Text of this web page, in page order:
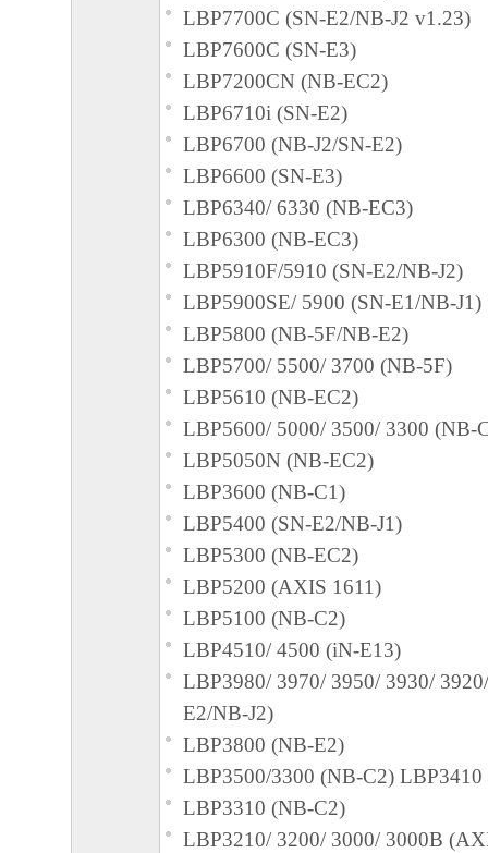
(2) お客様は、上記(1)に基づいて「本ソフ
するためのバックアップとして、「本ソフ
部、複製することができます。
(3) 上記(1)および(2)に定める場合を除き、
ヤノンのライセンサーのいかなる知的財産
と黙示たるとを問わず、本契約書によって
るいは許諾されるものではありません。
(1) お客様は、再使用許諾、譲渡、販売、
くは貸与その他の方法により、第三者に「
ア」を使用させることはできません。
(2) お客様は、「本ソフトウェア」の全部
正、改変、逆コンパイル、逆アセンブル、
エンジニアリング等することはできません
このような行為をさせてはなりません。
「本ソフトウェア」に係る権原および所有
によりキヤノンまたはキヤノンのライセン
４．著作権表示
お客様は、「本ソフトウェア」に含まれる
キヤノンのライセンサーの著作権表示を変
しくは削除してはなりません。
５．保証の否認・免責
LBP7700C (SN-E2/NB-J2 v1.23)
LBP7600C (SN-E3)
LBP7200CN (NB-EC2)
LBP6710i (SN-E2)
LBP6700 (NB-J2/SN-E2)
LBP6600 (SN-E3)
LBP6340/ 6330 (NB-EC3)
LBP6300 (NB-EC3)
LBP5910F/5910 (SN-E2/NB-J2)
LBP5900SE/ 5900 (SN-E1/NB-J1)
LBP5800 (NB-5F/NB-E2)
LBP5700/ 5500/ 3700 (NB-5F)
LBP5610 (NB-EC2)
LBP5600/ 5000/ 3500/ 3300 (NB-
LBP5050N (NB-EC2)
LBP3600 (NB-C1)
LBP5400 (SN-E2/NB-J1)
LBP5300 (NB-EC2)
LBP5200 (AXIS 1611)
LBP5100 (NB-C2)
LBP4510/ 4500 (iN-E13)
LBP3980/ 3970/ 3950/ 3930/
E2/NB-J2)
LBP3800 (NB-E2)
LBP3500/3300 (NB-C2) LBP3410
LBP3310 (NB-C2)
LBP3210/ 3200/ 3000/ 3000B